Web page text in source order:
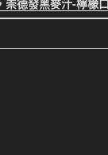
崇德發黑麥汁-檸檬